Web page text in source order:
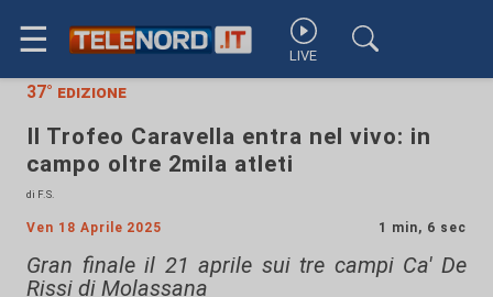
☰ LIVE
37° edizione
Il Trofeo Caravella entra nel vivo: in
campo oltre 2mila atleti
di F.S.
Ven 18 Aprile 2025 1 min, 6 sec
Gran finale il 21 aprile sui tre campi Ca' De
Rissi di Molassana